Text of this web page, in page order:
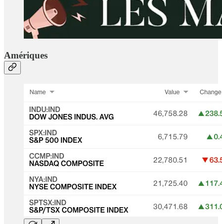
Amériques